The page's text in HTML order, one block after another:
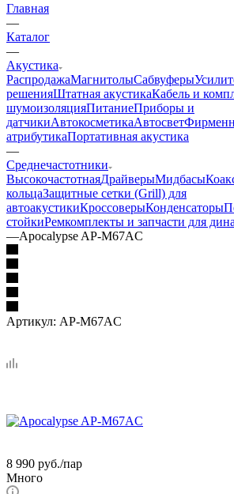
Главная
—
Каталог
—
Акустика
РаспродажаМагнитолыСабвуферы
решенияШтатная акустикаКабель и
шумоизоляцияПитаниеПриборы и
датчикиАвтокосметикаАвтосвет
атрибутикаПортативная акустика
—
Среднечастотники
ВысокочастотнаяДрайверыМидбасы
кольцаЗащитные сетки (Grill) для
автоакустикиКроссоверыКонденсаторы
стойкиРемкомплекты и запчасти для
—Apocalypse AP-M67AC
Артикул: AP-M67AC
8 990 руб./пар
Много